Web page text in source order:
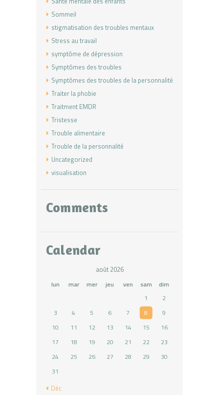
Sommeil
stigmatisation des troubles mentaux
Stress au travail
symptôme de dépression
Symptômes des troubles
Symptômes des troubles de la personnalité
Traiter la phobie
Traitment EMDR
Tristesse
Trouble alimentaire
Trouble de la personnalité
Uncategorized
visualisation
Comments
Calendar
août 2026
lun mar mer jeu ven sam
dim
1
2
3
4 5 6 7 8
9
10
11 12 13 14 15
16
17
18 19 20 21 22
23
24
25 26 27 28 29
30
31
« Déc